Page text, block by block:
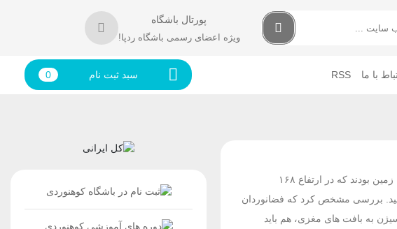
پورتال باشگاه
ویژه اعضای رسمی باشگاه ردپا!
با ما RSS سبد ثبت نام 0
متاسفانه پاسخ دقیقی برای این پرسش وجود ندارد. در سال ۱۹۷۱ سه کیهان نورد روسی فضاپیمای سایوز ۱۱ در حال بازگشت به زمین بودند که در ارتفاع ۱۶۸
و ۴۰ ثانیه، فشار داخل کابین به صفر رسید. بررسی مشخص کرد که فضانوردان
به بافت های مغزی، هم باید